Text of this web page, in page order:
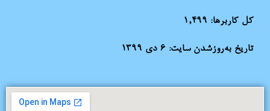
کل کاربرها: 1,499
تاریخ به‌روزشدن سایت: ۶ دی ۱۳۹۹